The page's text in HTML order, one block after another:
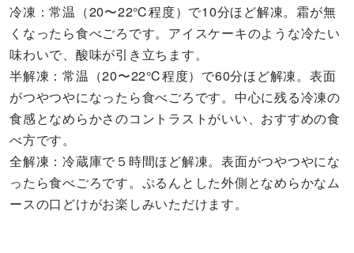
冷凍：常温（20〜22℃程度）で10分ほど解凍。霜が無
くなったら食べごろです。アイスケーキのような冷たい
味わいで、酸味が引き立ちます。
半解凍：常温（20〜22℃程度）で60分ほど解凍。表面
がつやつやになったら食べごろです。中心に残る冷凍の
食感となめらかさのコントラストがいい、おすすめの食
べ方です。
全解凍：冷蔵庫で５時間ほど解凍。表面がつやつやにな
ったら食べごろです。ぷるんとした外側となめらかなム
ースの口どけがお楽しみいただけます。